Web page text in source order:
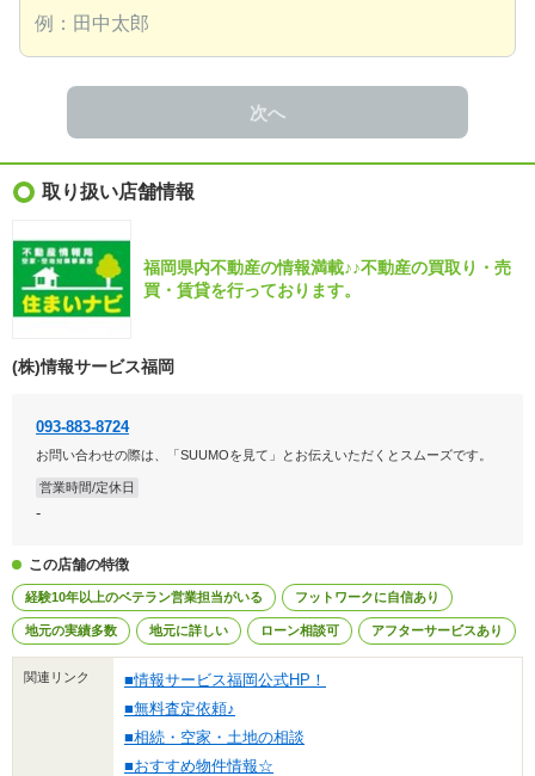
次へ
取り扱い店舗情報
福岡県内不動産の情報満載♪♪不動産の買取り・売
買・賃貸を行っております。
(株)情報サービス福岡
093-883-8724
お問い合わせの際は、「SUUMOを見て」とお伝えいただくとスムーズです。
営業時間/定休日
-
この店舗の特徴
経験10年以上のベテラン営業担当がいる フットワークに自信あり
地元の実績多数 地元に詳しい ローン相談可 アフターサービスあり
関連リンク
■情報サービス福岡公式HP！
■無料査定依頼♪
■相続・空家・土地の相談
■おすすめ物件情報☆